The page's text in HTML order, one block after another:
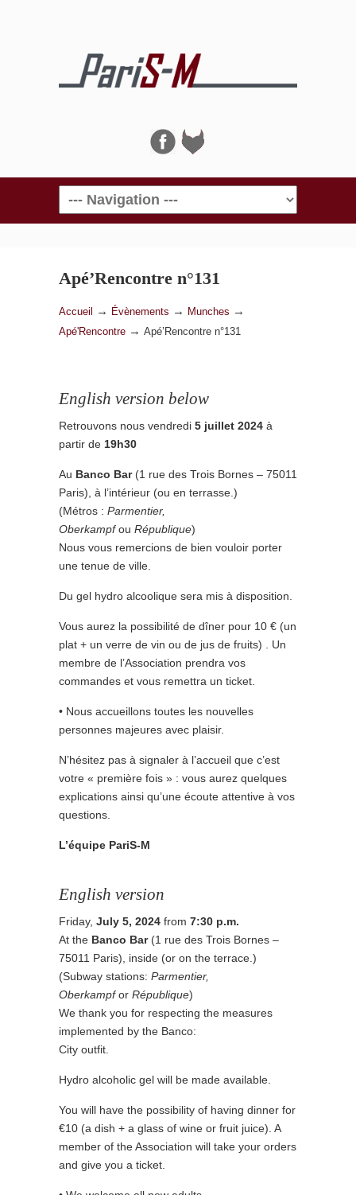
Navigation
Apé’Rencontre n°131
Accueil → Évènements → Munches →
Apé'Rencontre → Apé’Rencontre n°131
English version below
Retrouvons nous vendredi 5 juillet 2024 à
partir de 19h30
Au Banco Bar(1 rue des Trois Bornes – 75011
Paris), à l’intérieur (ou en terrasse.)
(Métros : Parmentier,
Oberkampfou République)
Nous vous remercions de bien vouloir porter
une tenue de ville.
Du gel hydro alcoolique sera mis à disposition.
Vous aurez la possibilité de dîner pour 10 € (un
plat + un verre de vin ou de jus de fruits) . Un
membre de l’Association prendra vos
commandes et vous remettra un ticket.
• Nous accueillons toutes les nouvelles
personnes majeures avec plaisir.
N’hésitez pas à signaler à l’accueil que c’est
votre « première fois » : vous aurez quelques
explications ainsi qu’une écoute attentive à vos
questions.
L’équipe PariS-M
English version
Friday, July 5, 2024 from 7:30 p.m.
At the Banco Bar(1 rue des Trois Bornes –
75011 Paris), inside (or on the terrace.)
(Subway stations: Parmentier,
Oberkampfor République)
We thank you for respecting the measures
implemented by the Banco:
City outfit.
Hydro alcoholic gel will be made available.
You will have the possibility of having dinner for
€10 (a dish + a glass of wine or fruit juice). A
member of the Association will take your orders
and give you a ticket.